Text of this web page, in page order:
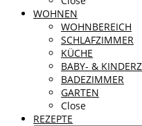
WOHNEN
WOHNBEREICH
SCHLAFZIMMER
KÜCHE
BABY- &
BADEZIMMER
GARTEN
Close
REZEPTE